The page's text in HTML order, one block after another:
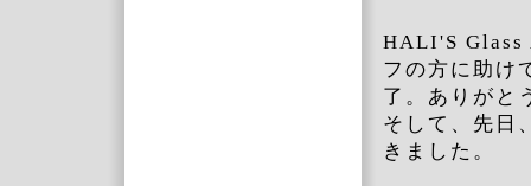
HALI'S Glass
フの方に助け
了。ありがと
そして、先日
きました。